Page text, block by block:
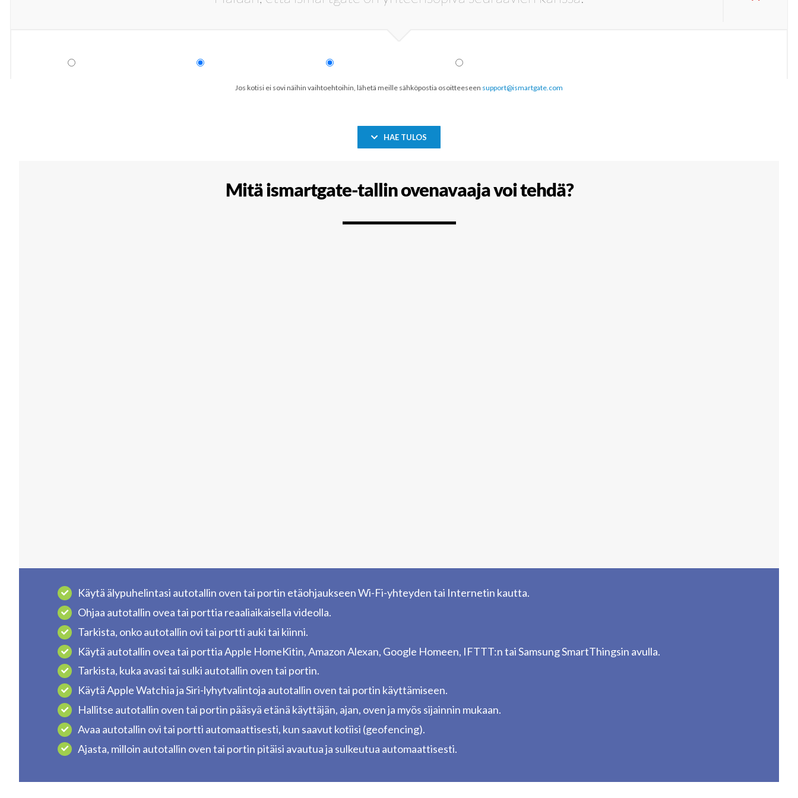
Jos kotisi ei sovi näihin vaihtoehtoihin, lähetä meille sähköpostia osoitteeseen support@ismartgate.com
HAE TULOS
Mitä ismartgate-tallin ovenavaaja voi tehdä?
Käytä älypuhelintasi autotallin oven tai portin etäohjaukseen Wi-Fi-yhteyden tai Internetin kautta.
Ohjaa autotallin ovea tai porttia reaaliaikaisella videolla.
Tarkista, onko autotallin ovi tai portti auki tai kiinni.
Käytä autotallin ovea tai porttia Apple HomeKitin, Amazon Alexan, Google Homeen, IFTTT:n tai Samsung SmartThingsin avulla.
Tarkista, kuka avasi tai sulki autotallin oven tai portin.
Käytä Apple Watchia ja Siri-lyhytvalintoja autotallin oven tai portin käyttämiseen.
Hallitse autotallin oven tai portin pääsyä etänä käyttäjän, ajan, oven ja myös sijainnin mukaan.
Avaa autotallin ovi tai portti automaattisesti, kun saavut kotiisi (geofencing).
Ajasta, milloin autotallin oven tai portin pitäisi avautua ja sulkeutua automaattisesti.